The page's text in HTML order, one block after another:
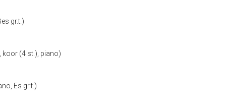
gr.t.)
koor (4 st.), piano)
Es gr.t.)